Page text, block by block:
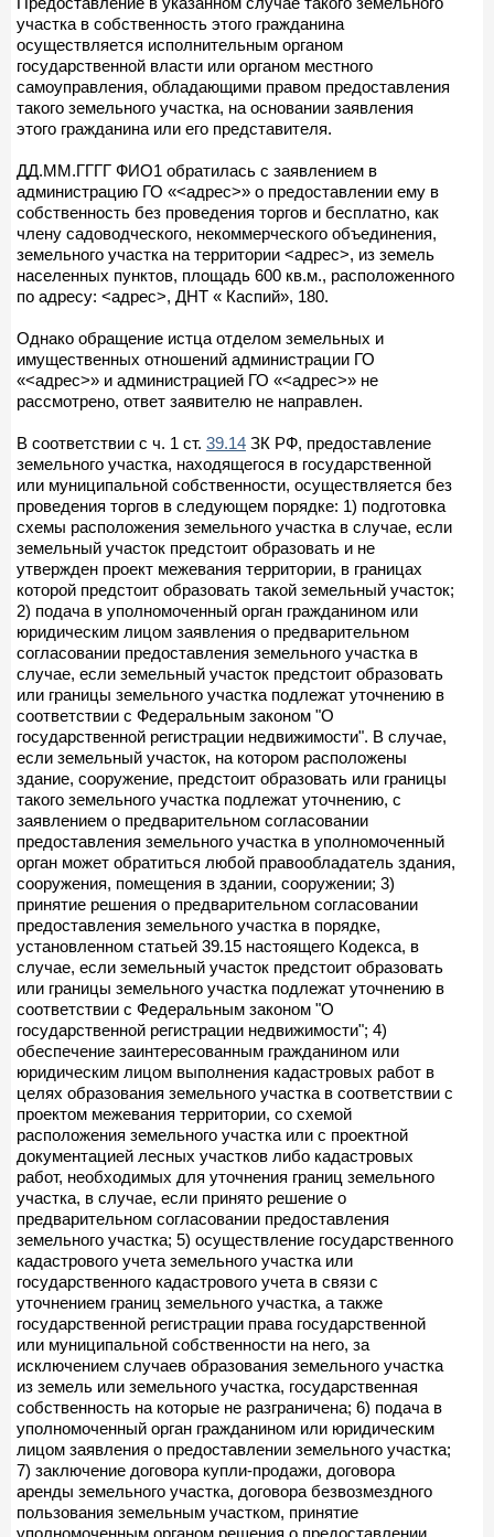
участка в собственность этого гражданина
осуществляется исполнительным органом
государственной власти или органом местного
самоуправления, обладающими правом предоставления
такого земельного участка, на основании заявления
этого гражданина или его представителя.
ДД.ММ.ГГГГ ФИО1 обратилась с заявлением в
администрацию ГО «<адрес>» о предоставлении ему в
собственность без проведения торгов и бесплатно, как
члену садоводческого, некоммерческого объединения,
земельного участка на территории <адрес>, из земель
населенных пунктов, площадь 600 кв.м., расположенного
по адресу: <адрес>, ДНТ « Каспий», 180.
Однако обращение истца отделом земельных и
имущественных отношений администрации ГО
«<адрес>» и администрацией ГО «<адрес>» не
рассмотрено, ответ заявителю не направлен.
В соответствии с ч. 1 ст. 39.14 ЗК РФ, предоставление
земельного участка, находящегося в государственной
или муниципальной собственности, осуществляется без
проведения торгов в следующем порядке: 1) подготовка
схемы расположения земельного участка в случае, если
земельный участок предстоит образовать и не
утвержден проект межевания территории, в границах
которой предстоит образовать такой земельный участок;
2) подача в уполномоченный орган гражданином или
юридическим лицом заявления о предварительном
согласовании предоставления земельного участка в
случае, если земельный участок предстоит образовать
или границы земельного участка подлежат уточнению в
соответствии с Федеральным законом "О
государственной регистрации недвижимости". В случае,
если земельный участок, на котором расположены
здание, сооружение, предстоит образовать или границы
такого земельного участка подлежат уточнению, с
заявлением о предварительном согласовании
предоставления земельного участка в уполномоченный
орган может обратиться любой правообладатель здания,
сооружения, помещения в здании, сооружении; 3)
принятие решения о предварительном согласовании
предоставления земельного участка в порядке,
установленном статьей 39.15 настоящего Кодекса, в
случае, если земельный участок предстоит образовать
или границы земельного участка подлежат уточнению в
соответствии с Федеральным законом "О
государственной регистрации недвижимости"; 4)
обеспечение заинтересованным гражданином или
юридическим лицом выполнения кадастровых работ в
целях образования земельного участка в соответствии с
проектом межевания территории, со схемой
расположения земельного участка или с проектной
документацией лесных участков либо кадастровых
работ, необходимых для уточнения границ земельного
участка, в случае, если принято решение о
предварительном согласовании предоставления
земельного участка; 5) осуществление государственного
кадастрового учета земельного участка или
государственного кадастрового учета в связи с
уточнением границ земельного участка, а также
государственной регистрации права государственной
или муниципальной собственности на него, за
исключением случаев образования земельного участка
из земель или земельного участка, государственная
собственность на которые не разграничена; 6) подача в
уполномоченный орган гражданином или юридическим
лицом заявления о предоставлении земельного участка;
7) заключение договора купли-продажи, договора
аренды земельного участка, договора безвозмездного
пользования земельным участком, принятие
уполномоченным органом решения о предоставлении